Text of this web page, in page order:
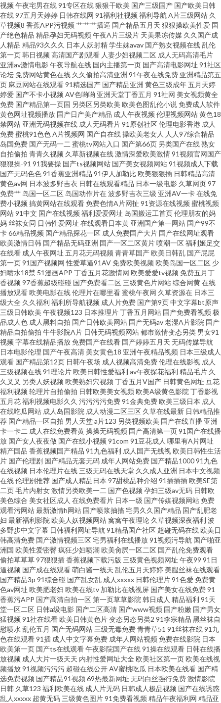
大香蕉 青娱乐三级 91娇妻激情四射 大香蕉网官网内 AV网址在线 在线看香蕉
视频 亚洲色图传媒 天天干天天添 视频在线91 日本无码五区 免费视频福利导
航 黄色三级网站 豆花国产 www性性 草莓视屏av 操人人操 91网站免费视频 伊
人国产性爱在线 天堂网wwwaa 青娱乐pron 久久青青五月婷婷 精品亚洲第一
夜 国产精品欧美二区 国产日日夜夜网站 国产深福利 超碰在线网址 www日本
色 国产高潮免费 日本色图东方 91看b应用 丁香五月天导航网 日韩三区四区
豆花视频无码 五月天成人导航 国产H版在线观看 精品视频 韩国av理论午夜 传
媒A片 AV综合性爱 91可爱足交 亚洲欧美色图 色图社区在线 天天肏天天干 四
虎黄色片电影院 五月天成年网 日本AⅤ网站 欧美夜怕怕 老司机色悠悠 国产中
文11 成人网在线观看 俺去啦AV官方 韩日123区 黄色链接大全 国永久视频 成
人自慰 99瑟瑟图 91精品高跟玉足 亚洲情趣自拍 香蕉自拍网 亚洲乱轮小说网
丝袜AV五月天堂 五月天啪啪啪啪 午夜福利视频导航 四虎色色 日本成人免费
电影 女人的天堂AV 另类视频综合 极品福利姬自慰 国产精品第三页 老司机福
利导航网 美国性福福利导航 久久一期二期中文 欧美极品性爱 久热大香蕉 狠
狠鲁无码网站 国产激情内射 超碰在线香蕉 国产av最新入口 国产久久 国产aa
麻豆 超碰熟女人人 大香蕉久久五十 www99爱视频 91丝袜在线 91看片免费网
站 伊人操久久 亚州另类10页 尤物婷婷在线 99啪啪热 内射白丝JK A片网站入
口 婷婷天天日 豆花视频精品付费 五月天狠狠 婷婷五月天无码 精品久久伊人
超碰
视频 午夜宅男在线91专区在线狠狠干欧美 国产三级国产 国产欧美日韩
在线97五月天婷婷 日韩在线网 91福利社视频 福利导航 A片三级网站 久
草视频8 香蕉APP污视频 艹艹艹插逼 国产精品五月天 狠狠操欧美性爱 国
产绝色精品 精品孕妇无码视频 午夜A片三级片 天美果冻传媒 久久国产成
人精品 精品93久久久 日本人妖射精学生妹avav 国产熟女视频在线乱伦
第一页韩日视频 高清国产剧观看 人妻少妇视频二区 成人无码高清毛片
亚洲av激情电影午夜导航在线 国内主播第一页 国产高清电影网址 91社区
论坛免费网站黄色在线 久久偷拍高清亚洲 91午夜在线免费 亚洲精品第五
页 麻豆网站在线观看91精选国产 国产精品亚洲 黄色三级成年 五月天婷
婷爱 国产不卡小视频 AV色哟哟 亚洲天堂丁香五月 91社网 美女视频黄全
免费 国产精品第一页国 另类区另类欧美 欧美色图乱伦小说免费成人软件
黄色网址视频播放 国产日产美产精品 成人午夜视频 伦理视频网站黄色18
禁网站 亚洲无码视频在线 成人无码看片91原创社区伦理电影香港 成人
免费蜜桃91色色A片视频网 国产自在线操欧美老女人 人人97综合精品
岛国免费 国产无码一二 蜜桃tv网站入口 国产第66页 另类国产在线熟女
自拍偷拍 青青久视频 久草新视频在线激情深爱欧美激情91视频官网国产
狠狠操-91 91我要操 国产ts视频网站 国产美女视频网站91视频成人下载
国产无码色色91香蕉亚洲精品 91伊人加勒比 欧美狠狠插 日韩精品高清
黄色av网 日本波多野吉衣 日韩在线观看精品 日本一级电影 久草网页97
免费艹 岛国一区二区 岛国动作片在波多野吉衣三级 亚洲AV一卡在线免
费小视频 搞黄网站在线观看免费色情A片网扯 91资源在线视频 蜜桃视频
网站91中文 国产在线视频 福利爱爱网址 岛国搬运工首页伦理朋友的妈
妈 丝袜女同 日韩性爱网址 在线观看日本黄 亚洲国产第一网站 国产99不
卡66精品视频 国产精品探花一区 成人免费国产大片 国产在线网址观看
欧美激情日韩 国产精品无码亚洲 国产一区二区黄片喷潮一区福利姬足交
在线看 成人午夜网址 五月花无码视频 青青草国产欧美日韩乱 国产屁屁
第一页91国产视频网 性爱草逼91AV免费欧美视频 欧美岛国一区二区 少
妇喷水18禁 51漫画APP 丁香五月花激情网 欧美爱爱tv视频 免费五月丁
香视频 97香蕉超级碰碰 国产免费看二区 三级黄色片网站综合网黄在线
播放观看欧美电影在线伦理片在哪里看蜜桃午夜网 久草资源在 日本三
级大全 久久福利 福利所导航视频 成人片免费 国产第9页中文字幕bt原声
三级日韩欧美 午夜视频123 日本推理片丁香五月网站 国产免费看视频 极
品成人色 成人黑料自拍 国产日韩欧美网站 国产无码av老湿A片影院 国产
精品自拍偷拍 牛牛影院A片 日韩无码视频网站都市激情变态另类 男女91
视频 字幕在线精品播放免费国产在线看 国产婷婷五月天 无码传媒导航
日本电影伦理 国产午夜高清 美女黄色18 亚洲午夜精品视频 日本三级成人
观看 国产精品第12页 日韩午夜场 成人视频高清免费伦理在线影视 成人
三级视频在线91理论片欧美日韩性爱福利 av午夜探花福利 精品毛片 久
久叉叉 另类人妖视频 欧美熟妇穴视频 丁香五月V国产 日韩黄色网址 豆花
福利视频 轮理片自拍偷拍 日韩欧美美女视频 欧美A级黄色影院 丁香影视
五月花福利视频电影久久 污污污污免费91金典免费欧美三级日本 成人
在线吃瓜网站 成人岛国影院 成人动漫二区三区 久草在线最新 日韩精品推
荐 国产精品一区自拍 男人天堂a片123 另类视频欧美 国产在线直播 亚洲
卡一卡二 成人在线免费看黄操操无码视频 国产高清第一页91国产在线播
放 国产女人夜夜做 国产在线小视频 91com 91豆花成人 哪里有A片网址
精产国品 香蕉视频国产精品 91九色福利 成人国产无线视欧美日韩性生活
片 国产伦理剧 国产精品无套无码 成年人网站免费 国产精品100091九色
在线视频 日本伦理片在线 三级无码在线天堂 久久成人亚洲 日本中文视频
在线伦理剧推荐 国产成人精品日本 97甜桃品种介绍 91插插插欧美SE第
二页毛片内射女激情另类欧美一二 国产色视频 孕妇三级av无码 日韩欧
美色综合 美女社区成人 在线免费看片 日本一级 国产传媒视频网站免费
观看污网站最新激情h网站 国产喷浆抽搐宅男久久国产精品 国产乱肥老
妇 最新福利影院 欧美人妖视频网站 窝窝午夜理论 久草视频深夜福利 波
多野步中文字幕 日韩福利网址导航 91精品国产社区 超碰无码在线欧美日
韩高清免费 国产激情视频三区宅男福利在线播放91视频污导航 国产啪亚
洲国 欧美性爱密臀疯狂少妇喷潮欧美肏屄一区二区 国产乱伦免费观看
偷拍草草草97狠狠插香蕉视频下载污版 三级黄色视频网址 午夜99 91日
逼视频 国产成在线观看萌白酱一线天 乱伦五月天婷婷 美腿丝袜在线观看
国产精品3p 91综合碰 国产乱女乱 成人xxxxx 日韩伦理片91色爱免费黄
色av网址 欧美肥老妇 欧美在线tv 加勒比在线视屏 国产美女在线免费91
香蕉污APP 国产高清自拍一区第一页草草影院 韩日成人 精品福利 91天
堂一区二区 日韩a级电影 国产二区高清 国产www视频 国产粉嫩 国产男女
猛视频 91社在线看欧美日韩黄色片变态另态另类2 91李宗精品 黑丝袜自
慰喷水 乱伦五月 国产无码网站 三级无毒免费青青草51 91丝袜在线91九
色在线观看91插 成人中文字幕免费 成年人网站视频 免费在线影院 日本
欧美第一页 国产ts在线观看午夜影院国产在线91操在线观看 日韩在线播
放视频 成人大片一级天天 内射性爱网址大全 欧美社区第一页欧美在线视
频播放91视频污污污 超碰在线公开AV蜜桃吃瓜 日本欧美在线看 国产精
选免费视频 国产精品91视频 69热最新网址 无码白丝强行免费激情影院
日韩 久草123 福利欧美在线 成人片无码 日韩成人极品视频 国产在线诱惑
乱人xxxxx 超黄无码 三级黄色图片91免费看视频 精品午夜福利网 精品亚